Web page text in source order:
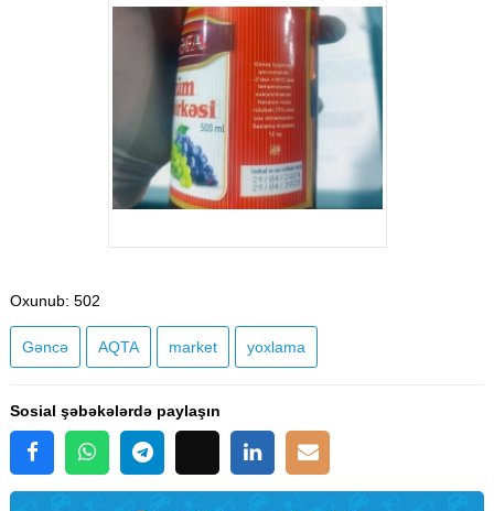
Oxunub: 502
Gəncə AQTA market yoxlama
Sosial şəbəkələrdə paylaşın